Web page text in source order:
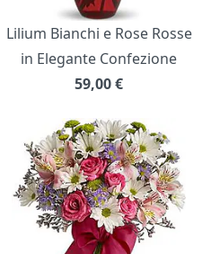
Lilium Bianchi e Rose Rosse
in Elegante Confezione
59,00€